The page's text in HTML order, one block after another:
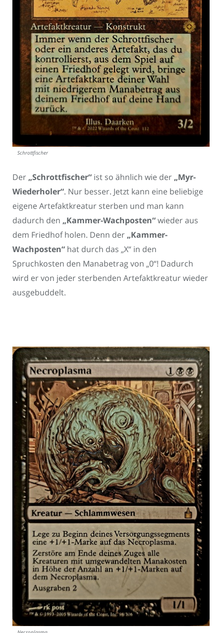
Schrottfischer
Der „Schrottfischer“ ist so ähnlich wie der „Myr-
Wiederholer“. Nur besser. Jetzt kann eine beliebige
eigene Artefaktkreatur sterben und man kann
dadurch den „Kammer-Wachposten“wieder aus
dem Friedhof holen. Denn der „Kammer-
Wachposten“ hat durch das „X“ in den
Spruchkosten den Manabetrag von „0“! Dadurch
wird er von jeder sterbenden Artefaktkreatur wieder
ausgebuddelt.